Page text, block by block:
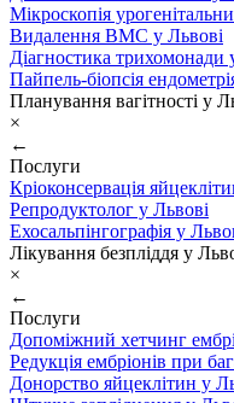
Мікроскопія
Видалення ВМС у Львові
Діагностика трихомонади
Пайпель-біопсія
Планування вагітності у
×
←
Послуги
Кріоконсервація
Репродуктолог у Львові
Ехосальпінгографія у
Лікування безпліддя у
×
←
Послуги
Допоміжний хетчинг
Редукція ембріонів при
Донорство яйцеклітин у